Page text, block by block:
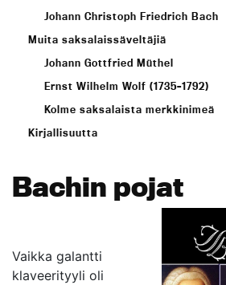
Johann Christoph Friedrich Bach
Muita saksalaissäveltäjiä
Johann Gottfried Müthel
Ernst Wilhelm Wolf (1735–1792)
Kolme saksalaista merkkinimeä
Kirjallisuutta
Bachin pojat
Vaikka galantti
klaveerityyli oli